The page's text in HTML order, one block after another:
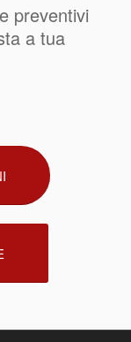
preventivi
a tua